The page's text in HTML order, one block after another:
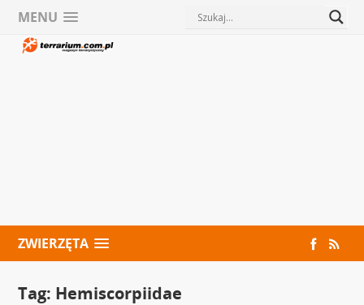
MENU
ZWIERZĘTA
Tag: Hemiscorpiidae